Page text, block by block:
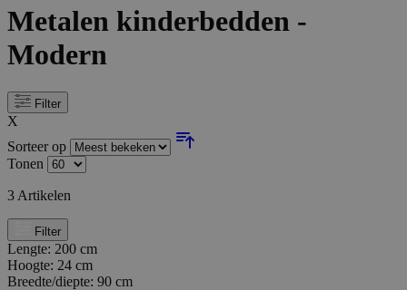
Metalen kinderbedden -
Modern
Filter
X
Sorteer op
Tonen
3 Artikelen
Filter
Lengte: 200 cm
Hoogte: 24 cm
Breedte/diepte: 90 cm